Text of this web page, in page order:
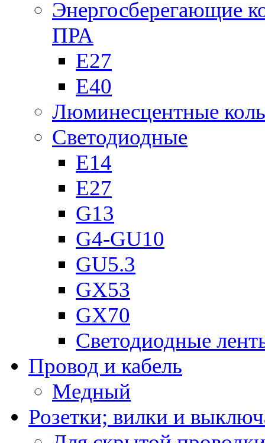
Энергосберегающие
ПРА
Е27
Е40
Люминесцентные
Светодиодные
Е14
Е27
G13
G4-GU10
GU5.3
GX53
GX70
Светодиодные
Провод и кабель
Медный
Розетки; вилки и